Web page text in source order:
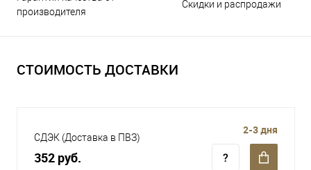
производителя
Скидки и распродажи
СТОИМОСТЬ ДОСТАВКИ
СДЭК (Доставка в ПВЗ)
352 руб.
2-3 дня